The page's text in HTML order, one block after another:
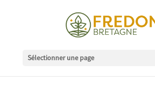
Sélectionner une page